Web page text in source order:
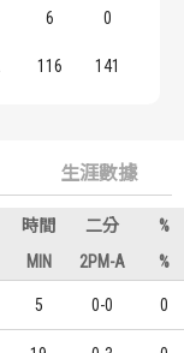
6 0
116 141
生涯數據
時間 二分
%
MIN 2PM-A %
5 0-0 0